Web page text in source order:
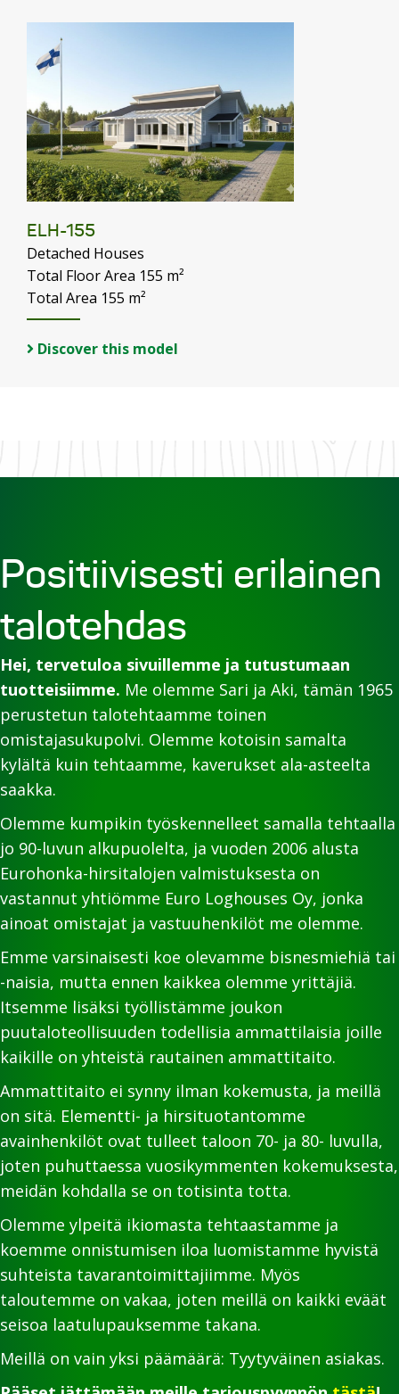
ELH-155
Detached Houses
Total Floor Area 155 m²
Total Area 155 m²
Discover this model
Positiivisesti erilainen
talotehdas
Hei, tervetuloa sivuillemme ja tutustumaan
tuotteisiimme. Me olemme Sari ja Aki, tämän 1965
perustetun talotehtaamme toinen
omistajasukupolvi. Olemme kotoisin samalta
kylältä kuin tehtaamme, kaverukset ala-asteelta
saakka.
Olemme kumpikin työskennelleet samalla tehtaalla
jo 90-luvun alkupuolelta, ja vuoden 2006 alusta
Eurohonka-hirsitalojen valmistuksesta on
vastannut yhtiömme Euro Loghouses Oy, jonka
ainoat omistajat ja vastuuhenkilöt me olemme.
Emme varsinaisesti koe olevamme bisnesmiehiä tai
-naisia, mutta ennen kaikkea olemme yrittäjiä.
Itsemme lisäksi työllistämme joukon
puutaloteollisuuden todellisia ammattilaisia joille
kaikille on yhteistä rautainen ammattitaito.
Ammattitaito ei synny ilman kokemusta, ja meillä
on sitä. Elementti- ja hirsituotantomme
avainhenkilöt ovat tulleet taloon 70- ja 80- luvulla,
joten puhuttaessa vuosikymmenten kokemuksesta,
meidän kohdalla se on totisinta totta.
Olemme ylpeitä ikiomasta tehtaastamme ja
koemme onnistumisen iloa luomistamme hyvistä
suhteista tavarantoimittajiimme. Myös
taloutemme on vakaa, joten meillä on kaikki eväät
seisoa laatulupauksemme takana.
Meillä on vain yksi päämäärä: Tyytyväinen asiakas.